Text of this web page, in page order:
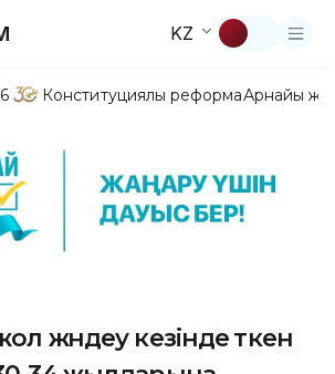
KZ
Конституциялық реформаАрнайы
жөндеу кезінде өткен